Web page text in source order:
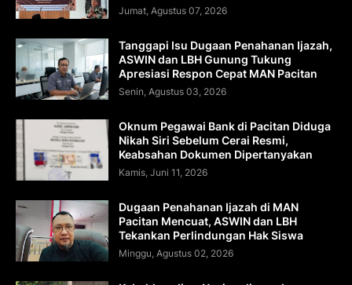
Jumat, Agustus 07, 2026
Tanggapi Isu Dugaan Penahanan Ijazah,
ASWIN dan LBH Gunung Tukung
Apresiasi Respon Cepat MAN Pacitan
Senin, Agustus 03, 2026
Oknum Pegawai Bank di Pacitan Diduga
Nikah Siri Sebelum Cerai Resmi,
Keabsahan Dokumen Dipertanyakan
Kamis, Juni 11, 2026
Dugaan Penahanan Ijazah di MAN
Pacitan Mencuat, ASWIN dan LBH
Tekankan Perlindungan Hak Siswa
Minggu, Agustus 02, 2026